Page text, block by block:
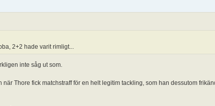
2+2 hade varit rimligt...
inte såg ut som.
Thore fick matchstraff för en helt legitim tackling, som han dessutom